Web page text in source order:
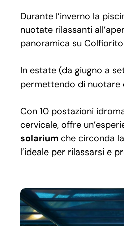
Durante l’inverno la
nuotate rilassanti
panoramica su
In estate (da giugno a
permettendo di nuotare
Con 10 postazioni
cervicale, offre
solarium che circonda
l’ideale per rilassarsi e